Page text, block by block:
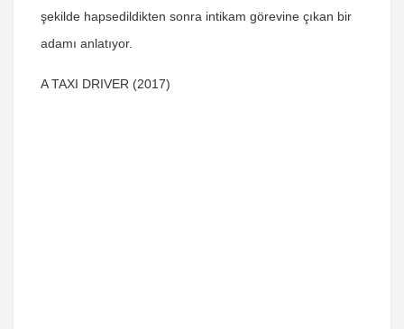
şekilde hapsedildikten sonra intikam görevine çıkan bir
adamı anlatıyor.
A TAXI DRIVER (2017)